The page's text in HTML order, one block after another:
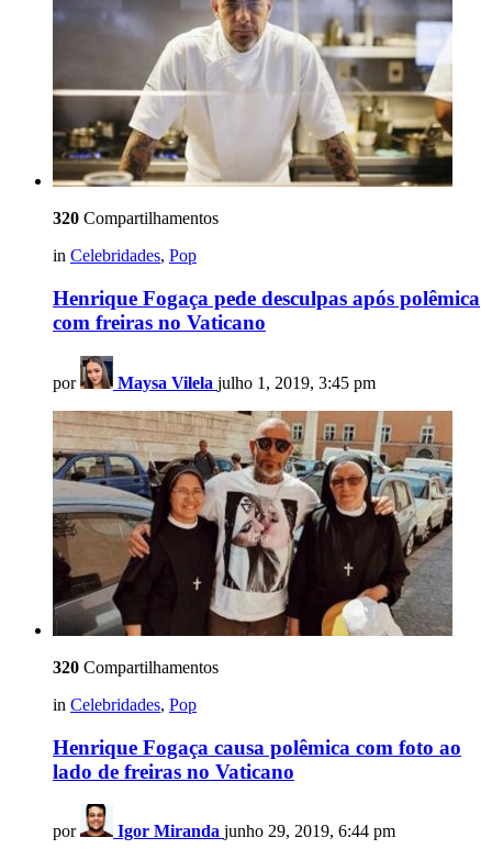
320 Compartilhamentos
in Celebridades, Pop
Henrique Fogaça pede desculpas após polêmica
com freiras no Vaticano
por Maysa Vilela julho 1, 2019, 3:45 pm
320 Compartilhamentos
in Celebridades, Pop
Henrique Fogaça causa polêmica com foto ao
lado de freiras no Vaticano
por Igor Miranda junho 29, 2019, 6:44 pm